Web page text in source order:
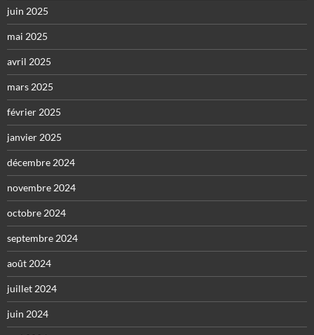
juin 2025
mai 2025
avril 2025
mars 2025
février 2025
janvier 2025
décembre 2024
novembre 2024
octobre 2024
septembre 2024
août 2024
juillet 2024
juin 2024